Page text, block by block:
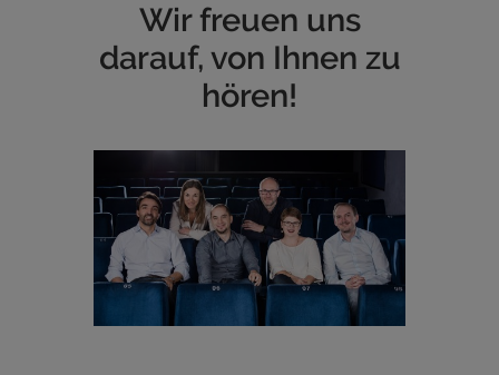
Wir freuen uns
darauf, von Ihnen zu
hören!